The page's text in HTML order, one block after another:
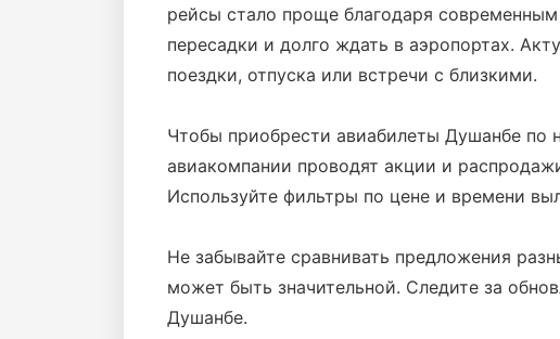
рейсы стало проще благодаря
пересадки и долго ждать в аэропортах.
поездки, отпуска или встречи с близкими.
Чтобы приобрести авиабилеты Душанбе по
авиакомпании проводят акции и
Используйте фильтры по цене и времени
Не забывайте сравнивать предложения
может быть значительной. Следите за
Душанбе.